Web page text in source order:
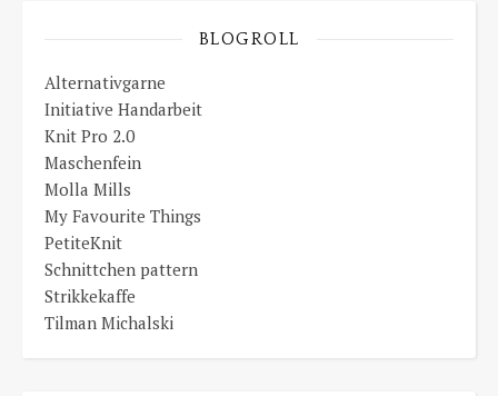
BLOGROLL
Alternativgarne
Initiative Handarbeit
Knit Pro 2.0
Maschenfein
Molla Mills
My Favourite Things
PetiteKnit
Schnittchen pattern
Strikkekaffe
Tilman Michalski